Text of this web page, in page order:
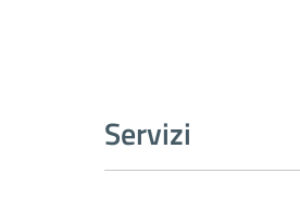
Servizi